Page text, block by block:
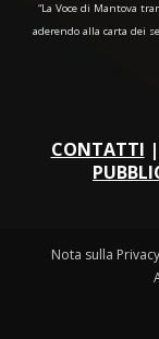
“La Voce di Mantova
aderendo alla carta dei
CONTATTI |
Nota sulla Privacy